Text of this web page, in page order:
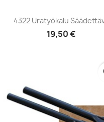
Pikakatselu
4322 Uratyökalu
19,50 €